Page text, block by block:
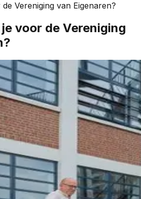
Vereniging van Eigenaren?
voor de Vereniging